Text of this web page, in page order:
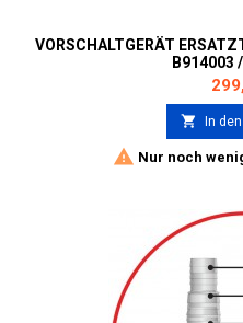
VORSCHALTGERÄT
В914003
Preis
 In
 Nur noch